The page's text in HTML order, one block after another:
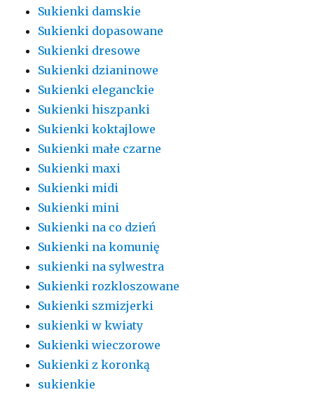
Sukienki damskie
Sukienki dopasowane
Sukienki dresowe
Sukienki dzianinowe
Sukienki eleganckie
Sukienki hiszpanki
Sukienki koktajlowe
Sukienki małe czarne
Sukienki maxi
Sukienki midi
Sukienki mini
Sukienki na co dzień
Sukienki na komunię
sukienki na sylwestra
Sukienki rozkloszowane
Sukienki szmizjerki
sukienki w kwiaty
Sukienki wieczorowe
Sukienki z koronką
sukienkie